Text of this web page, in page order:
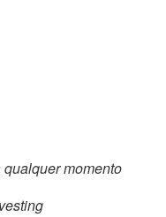
momento